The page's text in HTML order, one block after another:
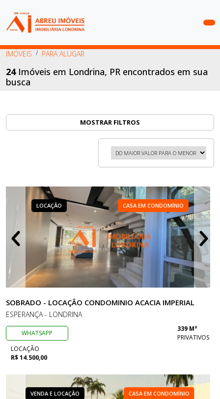
COMPRAR
LANÇAMENTOS
IMÓVEIS PARA ALUGAR
24Imóveis em Londrina, PR encontrados em sua
busca
MOSTRAR FILTROS
LOCAÇÃO CASA EM CONDOMÍNIO
SOBRADO - LOCAÇÃO CONDOMINIO ACACIA IMPERIAL
ESPERANÇA - LONDRINA
WHATSAPP
339 M²
PRIVATIVOS
LOCAÇÃO
R$ 14.500,00
VENDA E LOCAÇÃO CASA EM CONDOMÍNIO